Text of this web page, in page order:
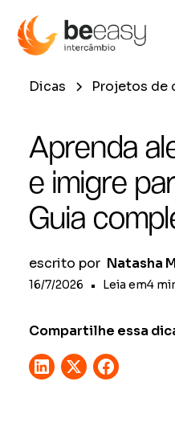
Dicas Projetos de
Aprenda
e imigre
Guia
escrito por Natasha
16/7/2026 • Leia em4
Compartilhe essa